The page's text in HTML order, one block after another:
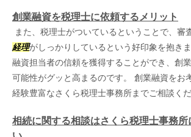
創業融資を税理士に依頼するメリット
また、税理士がついているということで、審
経理がしっかりしているという好印象を抱き
融資担当者の信頼を獲得することができ、創
可能性がグッと高まるのです。 創業融資をお
経験豊富なさくら税理士事務所までご相談くだ
相続に関する相談はさくら税理士事務所